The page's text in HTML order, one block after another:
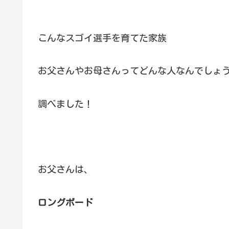
こんなスゴイ選手を育てた家族
お父さんやお母さんってどんな人なんでしょ
調べました！
お父さんは、
ロングボード